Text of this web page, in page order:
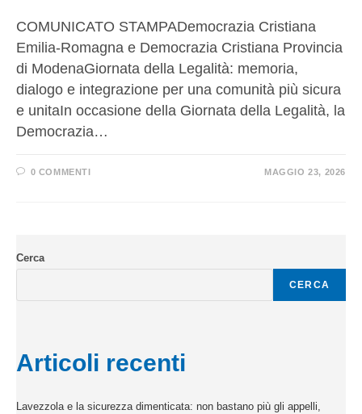
COMUNICATO STAMPADemocrazia Cristiana
Emilia-Romagna e Democrazia Cristiana Provincia
di ModenaGiornata della Legalità: memoria,
dialogo e integrazione per una comunità più sicura
e unitaIn occasione della Giornata della Legalità, la
Democrazia…
0 COMMENTI MAGGIO 23, 2026
Cerca
CERCA
Articoli recenti
Lavezzola e la sicurezza dimenticata: non bastano più gli appelli,